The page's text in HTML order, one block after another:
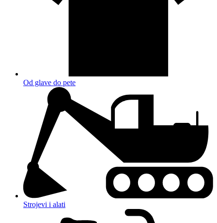
Od glave do pete
Strojevi i alati